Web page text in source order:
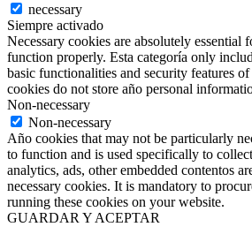
necessary
Siempre activado
Necessary cookies are absolutely essential
function properly. Esta categoría only
basic functionalities and security features
cookies do not store año personal
Non-necessary
Non-necessary
Año cookies that may not be particularly
to function and is used specifically to
analytics, ads, other embedded contentos
necessary cookies. It is mandatory to
running these cookies on your website.
GUARDAR Y ACEPTAR